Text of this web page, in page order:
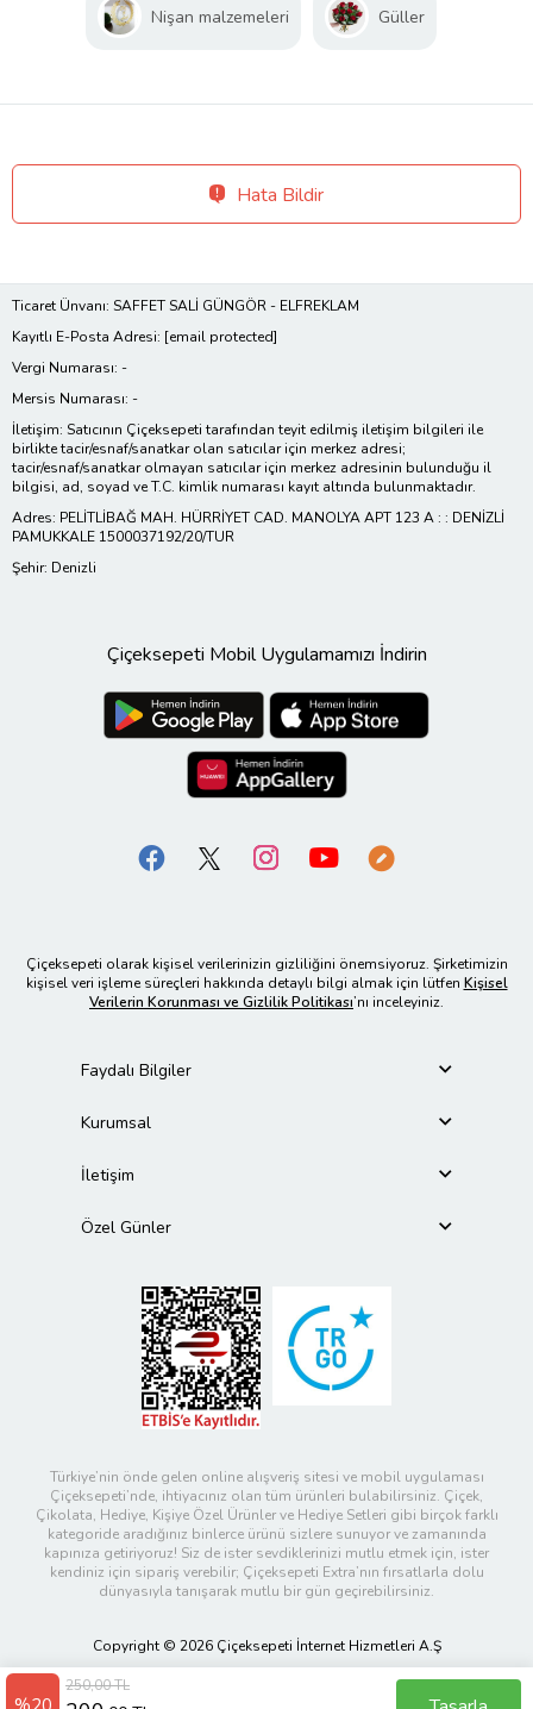
250,00 TL
Nişan malzemeleri Güller
Hata Bildir
Ticaret Ünvanı: SAFFET SALİ GÜNGÖR - ELFREKLAM
Kayıtlı E-Posta Adresi: [email protected]
Vergi Numarası: -
Mersis Numarası: -
İletişim: Satıcının Çiçeksepeti tarafından teyit edilmiş iletişim bilgileri ile
birlikte tacir/esnaf/sanatkar olan satıcılar için merkez adresi;
tacir/esnaf/sanatkar olmayan satıcılar için merkez adresinin bulunduğu il
bilgisi, ad, soyad ve T.C. kimlik numarası kayıt altında bulunmaktadır.
Adres: PELİTLİBAĞ MAH. HÜRRİYET CAD. MANOLYA APT 123 A : : DENİZLİ
PAMUKKALE 1500037192/20/TUR
Şehir: Denizli
Çiçeksepeti Mobil Uygulamamızı İndirin
Çiçeksepeti olarak kişisel verilerinizin gizliliğini önemsiyoruz. Şirketimizin
kişisel veri işleme süreçleri hakkında detaylı bilgi almak için lütfen Kişisel
Verilerin Korunması ve Gizlilik Politikası’nı inceleyiniz.
Faydalı Bilgiler
Kurumsal
İletişim
Özel Günler
Türkiye’nin önde gelen online alışveriş sitesi ve mobil uygulaması
Çiçeksepeti’nde, ihtiyacınız olan tüm ürünleri bulabilirsiniz. Çiçek,
Çikolata, Hediye, Kişiye Özel Ürünler ve Hediye Setleri gibi birçok farklı
kategoride aradığınız binlerce ürünü sizlere sunuyor ve zamanında
kapınıza getiriyoruz! Siz de ister sevdiklerinizi mutlu etmek için, ister
kendiniz için sipariş verebilir; Çiçeksepeti Extra’nın fırsatlarla dolu
dünyasıyla tanışarak mutlu bir gün geçirebilirsiniz.
Copyright © 2026 Çiçeksepeti İnternet Hizmetleri A.Ş